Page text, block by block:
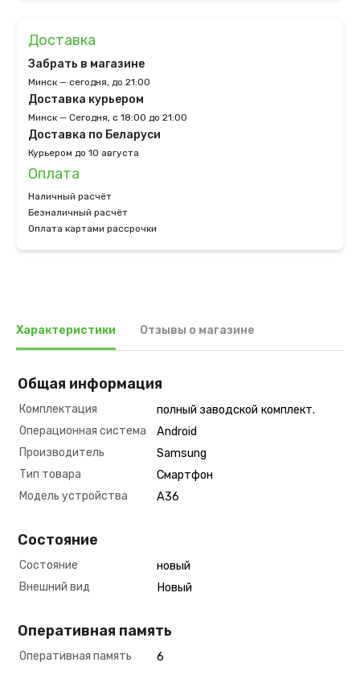
Доставка
Забрать в магазине
Минск — сегодня, до 21:00
Доставка курьером
Минск — Сегодня, с 18:00 до 21:00
Доставка по Беларуси
Курьером до 10 августа
Оплата
Наличный расчёт
Безналичный расчёт
Оплата картами рассрочки
Характеристики Отзывы о магазине
Общая информация
Комплектация
полный заводской комплект.
Операционная система
Android
Производитель
Samsung
Тип товара
Смартфон
Модель устройства
A36
Состояние
Состояние
новый
Внешний вид
Новый
Оперативная память
Оперативная память 6